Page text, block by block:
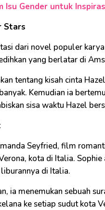
Isu Gender untuk
Stars
dari novel populer
yang berlatar di
tentang kisah cinta
Kemudian ia
sisa waktu Hazel
Seyfried, film
kota di Italia.
di Italia.
ia menemukan sebuah
ke setiap sudut kota